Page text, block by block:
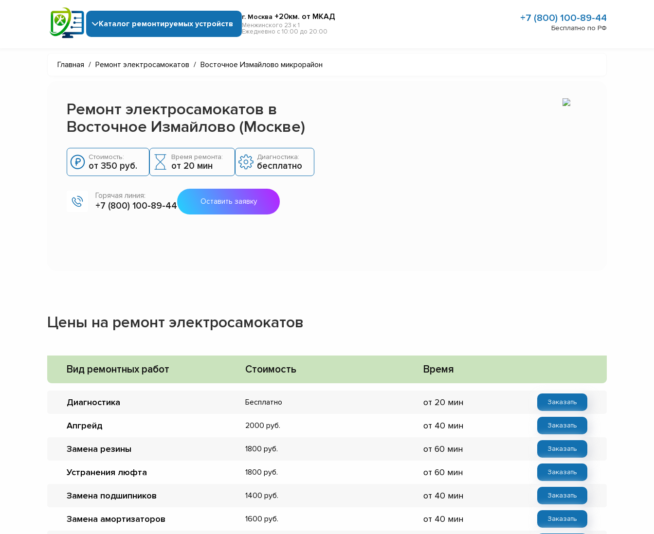
Каталог ремонтируемых устройств
г. Москва +20км. от МКАД
Менжинского 23 к 1
Ежедневно с 10:00 до 20:00
+7 (800) 100-89-44
Бесплатно по РФ
Главная / Ремонт электросамокатов / Восточное Измайлово микрорайон
Ремонт электросамокатов в
Восточное Измайлово (Москве)
Стоимость:
от 350 руб.
Время ремонта:
от 20 мин
Диагностика:
бесплатно
Горячая линия:
+7 (800) 100-89-44 Оставить заявку
Цены на ремонт электросамокатов
Вид ремонтных работ Стоимость Время
Диагностика Бесплатно от 20 мин Заказать
Апгрейд 2000 от 40 мин Заказать
Замена резины 1800 от 60 мин Заказать
Устранения люфта 1800 от 60 мин Заказать
Замена подшипников 1400 от 40 мин Заказать
Замена амортизаторов 1600 от 40 мин Заказать